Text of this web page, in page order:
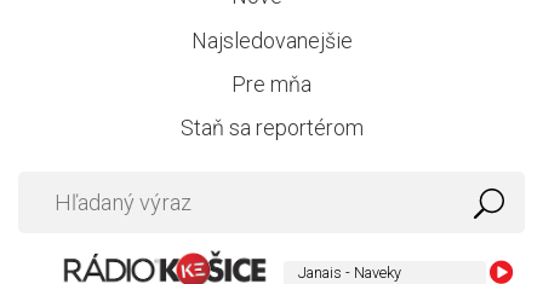
Najsledovanejšie
Pre mňa
Staň sa reportérom
Janais - Naveky